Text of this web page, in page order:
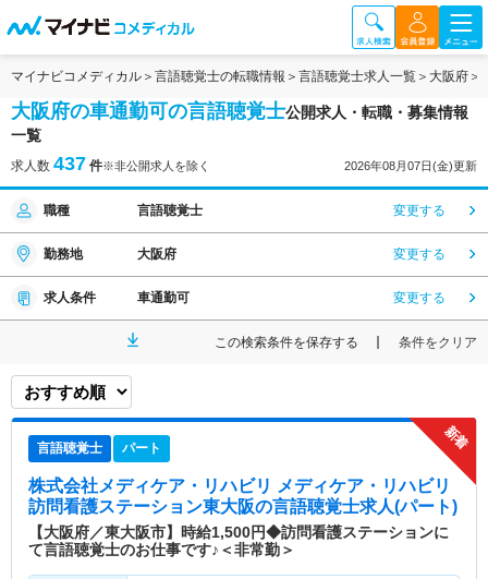
マイナビコメディカル 言語聴覚士の転職情報 言語聴覚士求人一覧 大阪府
大阪府の車通勤可の言語聴覚士公開求人・転職・募集情報
一覧
求人数 437 件※非公開求人を除く 2026年08月07日(金)更新
職種 言語聴覚士 変更する
勤務地 大阪府 変更する
求人条件 車通勤可 変更する
この検索条件を保存する 条件をクリア
言語聴覚士 パート
株式会社メディケア・リハビリ メディケア・リハビリ
訪問看護ステーション東大阪の言語聴覚士求人(パート)
【大阪府／東大阪市】時給1,500円◆訪問看護ステーションに
て言語聴覚士のお仕事です♪＜非常勤＞